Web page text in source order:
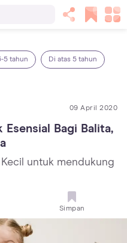
5 tahun Di atas 5 tahun
09 April 2020
Esensial Bagi Balita,
untuk mendukung
Simpan